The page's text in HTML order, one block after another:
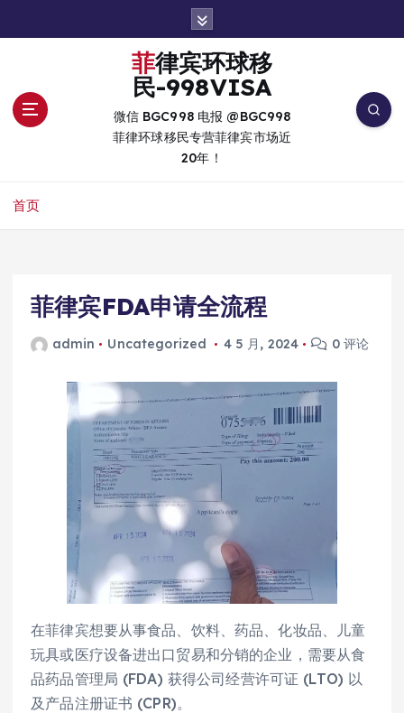
菲律宾环球移
民-998VISA
微信 BGC998 电报 @BGC998
菲律环球移民专营菲律宾市场近
20年！
首页
菲律宾FDA申请全流程
admin Uncategorized 4 5 月, 2024 0 评论
在菲律宾想要从事食品、饮料、药品、化妆品、儿童
玩具或医疗设备进出口贸易和分销的企业，需要从食
品药品管理局 (FDA) 获得公司经营许可证 (LTO) 以
及产品注册证书 (CPR)。